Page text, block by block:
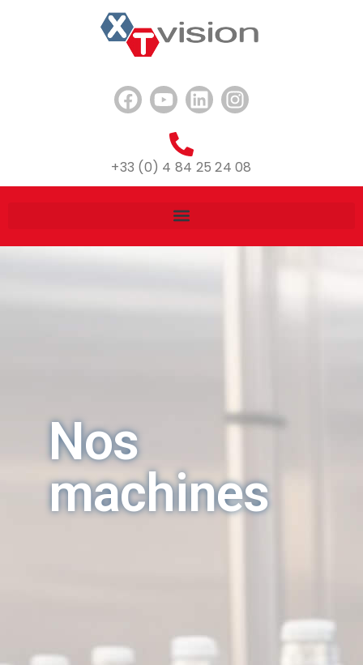
+33 (0) 4 84 25 24 08
Nos
machines